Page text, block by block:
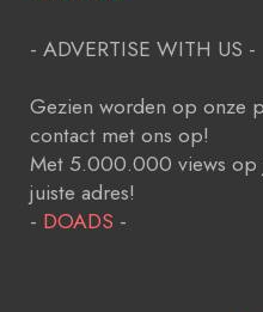
- ADVERTISE WITH US -
Gezien worden op onze
contact met ons op!
Met 5.000.000 views op
juiste adres!
- DOADS -